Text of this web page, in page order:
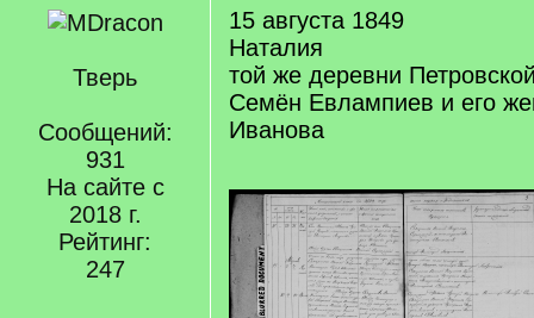
Тверь
Сообщений:
931
На сайте с
2018 г.
Рейтинг:
247
15 августа 1849
Наталия
той же деревни
Семён Евлампиев и его
Иванова